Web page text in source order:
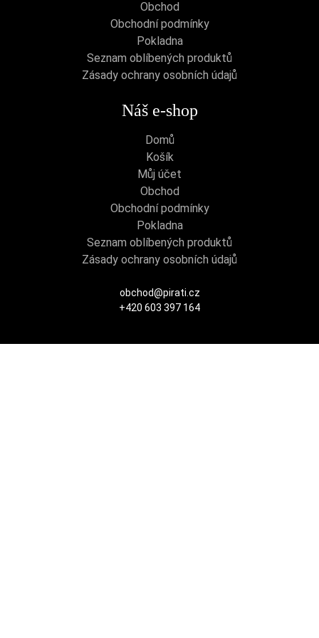
Obchod
Obchodní podmínky
Pokladna
Seznam oblíbených produktů
Zásady ochrany osobních údajů
Náš e-shop
Domů
Košík
Můj účet
Obchod
Obchodní podmínky
Pokladna
Seznam oblíbených produktů
Zásady ochrany osobních údajů
obchod@pirati.cz
+420 603 397 164